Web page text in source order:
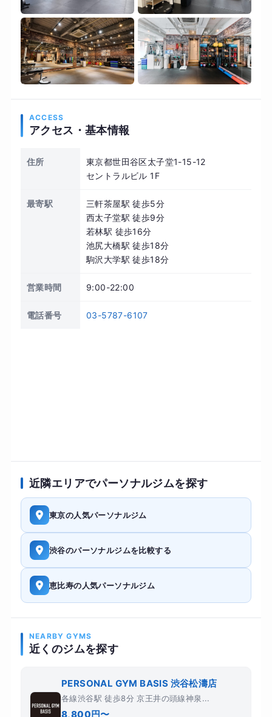
ACCESS
アクセス・基本情報
住所
東京都世田谷区太子堂1-15-12
セントラルビル 1F
最寄駅
三軒茶屋駅 徒歩5分
西太子堂駅 徒歩9分
若林駅 徒歩16分
池尻大橋駅 徒歩18分
駒沢大学駅 徒歩18分
営業時間 9:00-22:00
電話番号 03-5787-6107
近隣エリアでパーソナルジムを探す
東京の人気パーソナルジム
渋谷のパーソナルジムを比較する
恵比寿の人気パーソナルジム
NEARBY GYMS
近くのジムを探す
PERSONAL GYM BASIS 渋谷松濤店
各線渋谷駅 徒歩8分 京王井の頭線神泉...
8,800円〜